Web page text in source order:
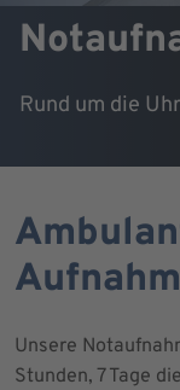
Rund um die
Unsere
Stunden, 7 Tage